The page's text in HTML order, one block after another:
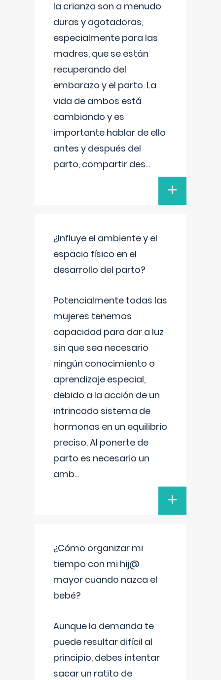
la crianza son a menudo
duras y agotadoras,
especialmente para las
madres, que se están
recuperando del
embarazo y el parto. La
vida de ambos está
cambiando y es
importante hablar de ello
antes y después del
parto, compartir des...
+
¿Influye el ambiente y el
espacio físico en el
desarrollo del parto?
Potencialmente todas las
mujeres tenemos
capacidad para dar a luz
sin que sea necesario
ningún conocimiento o
aprendizaje especial,
debido a la acción de un
intrincado sistema de
hormonas en un equilibrio
preciso. Al ponerte de
parto es necesario un
amb...
+
¿Cómo organizar mi
tiempo con mi hij@
mayor cuando nazca el
bebé?
Aunque la demanda te
puede resultar difícil al
principio, debes intentar
sacar un ratito de